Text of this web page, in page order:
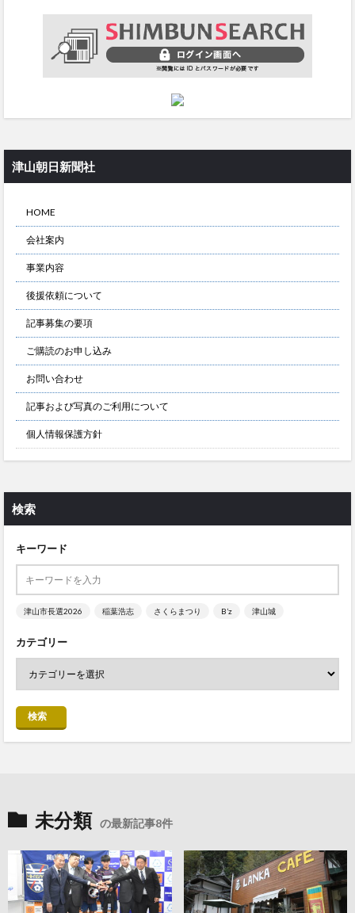
津山朝日新聞社
HOME
会社案内
事業内容
後援依頼について
記事募集の要項
ご購読のお申し込み
お問い合わせ
記事および写真のご利用について
個人情報保護方針
検索
キーワード
津山市長選2026 稲葉浩志 さくらまつり B’z 津山城
カテゴリー
検索
未分類 の最新記事8件